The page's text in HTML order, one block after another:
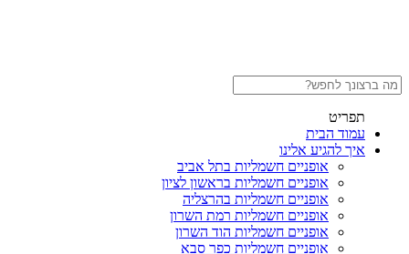
תפריט
עמוד הבית
איך להגיע אלינו
אופניים חשמליות בתל אביב
אופניים חשמליות בראשון לציון
אופניים חשמליות בהרצליה
אופניים חשמליות רמת השרון
אופניים חשמליות הוד השרון
אופניים חשמליות כפר סבא